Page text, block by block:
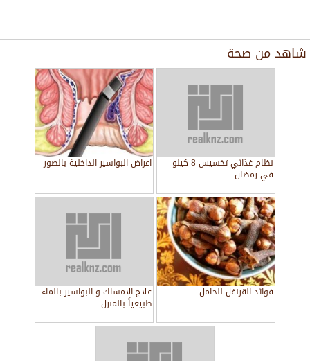
شاهد من صحة
نظام غذائي تخسيس 8 كيلو
في رمضان
اعراض البواسير الداخلية بالصور
فوائد القرنفل للحامل علاج الامساك و البواسير بالماء
طبيعياً بالمنزل